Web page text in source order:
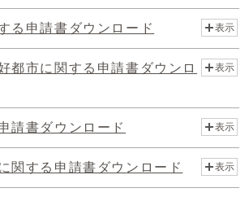
る申請書ダウンロード 表示
都市に関する申請書ダウンロ
表示
請書ダウンロード 表示
関する申請書ダウンロード 表示